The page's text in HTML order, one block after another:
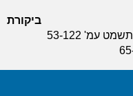
ביקורת
עמ' 53-122